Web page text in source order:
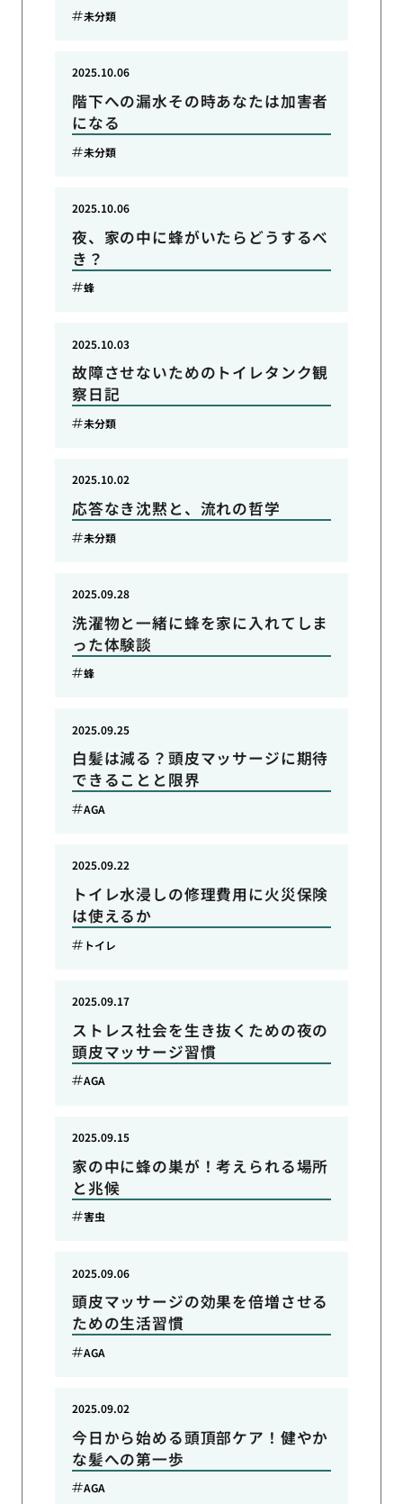
未分類
階下への漏水その時あなたは加害者
になる
2025.10.06
未分類
夜、家の中に蜂がいたらどうするべ
き？
2025.10.06
蜂
故障させないためのトイレタンク観
察日記
2025.10.03
未分類
応答なき沈黙と、流れの哲学
2025.10.02
未分類
洗濯物と一緒に蜂を家に入れてしま
った体験談
2025.09.28
蜂
白髪は減る？頭皮マッサージに期待
できることと限界
2025.09.25
AGA
トイレ水浸しの修理費用に火災保険
は使えるか
2025.09.22
トイレ
ストレス社会を生き抜くための夜の
頭皮マッサージ習慣
2025.09.17
AGA
家の中に蜂の巣が！考えられる場所
と兆候
2025.09.15
害虫
頭皮マッサージの効果を倍増させる
ための生活習慣
2025.09.06
AGA
今日から始める頭頂部ケア！健やか
な髪への第一歩
2025.09.02
AGA